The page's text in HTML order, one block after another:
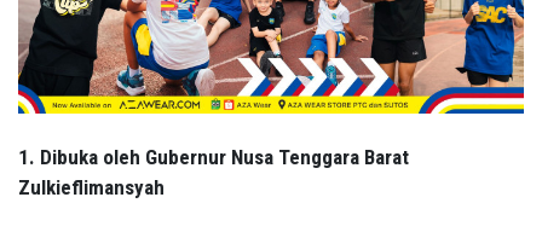
1. Dibuka oleh Gubernur Nusa Tenggara Barat
Zulkieflimansyah